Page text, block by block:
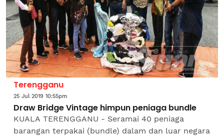
Terengganu
25 Jul 2019 10:55pm
Draw Bridge Vintage himpun peniaga bundle
KUALA TERENGGANU - Seramai 40 peniaga
barangan terpakai (bundle) dalam dan luar negara